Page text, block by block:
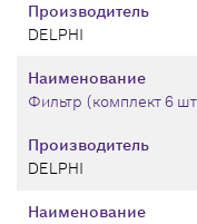
Производитель
DELPHI
Производитель
DELPHI
Наименование
Фильтр (комплект 6
Наименование